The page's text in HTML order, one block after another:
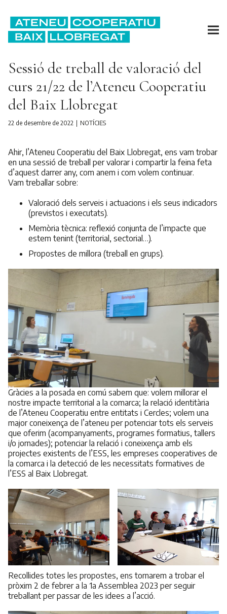
Sessió de treball de valoració del
curs 21/22 de l’Ateneu Cooperatiu
del Baix Llobregat
22 de desembre de 2022 NOTÍCIES
Ahir, l’Ateneu Cooperatiu del Baix Llobregat, ens vam trobar
en una sessió de treball per valorar i compartir la feina feta
d’aquest darrer any, com anem i com volem continuar.
Vam treballar sobre:
Valoració dels serveis i actuacions i els seus indicadors
(previstos i executats).
Memòria tècnica: reflexió conjunta de l’impacte que
estem tenint (territorial, sectorial…).
Propostes de millora (treball en grups).
Gràcies a la posada en comú sabem que: volem millorar el
nostre impacte territorial a la comarca; la relació identitària
de l’Ateneu Cooperatiu entre entitats i Cercles; volem una
major coneixença de l’ateneu per potenciar tots els serveis
que oferim (acompanyaments, programes formatius, tallers
i/o jornades); potenciar la relació i coneixença amb els
projectes existents de l’ESS, les empreses cooperatives de
la comarca i la detecció de les necessitats formatives de
l’ESS al Baix Llobregat.
Recollides totes les propostes, ens tornarem a trobar el
pròxim 2 de febrer a la 1a Assemblea 2023 per seguir
treballant per passar de les idees a l’acció.